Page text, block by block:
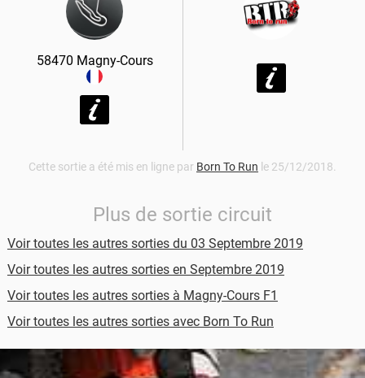
58470 Magny-Cours
Cette sortie a été mis en ligne par Born To Run le 25/12/2018.
Plus de sortie circuit
Voir toutes les autres sorties du 03 Septembre 2019
Voir toutes les autres sorties en Septembre 2019
Voir toutes les autres sorties à Magny-Cours F1
Voir toutes les autres sorties avec Born To Run